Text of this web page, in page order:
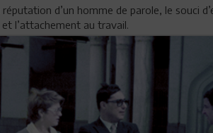
réputation d’un homme de parole, le souci
l’attachement au travail.